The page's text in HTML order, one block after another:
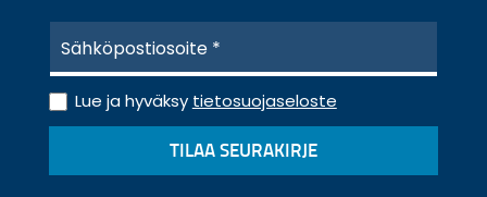
h
k
ö
s
T
i
o
Lue ja hyväksy tietosuojaseloste
TILAA SEURAKIRJE